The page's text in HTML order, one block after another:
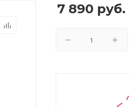
7 890 руб.